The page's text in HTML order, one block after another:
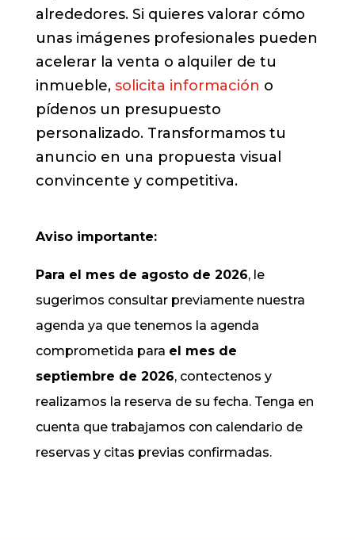
alrededores. Si quieres valorar cómo
unas imágenes profesionales pueden
acelerar la venta o alquiler de tu
inmueble, solicita información o
pídenos un presupuesto
personalizado. Transformamos tu
anuncio en una propuesta visual
convincente y competitiva.
Aviso importante:
Para el mes de agosto de 2026, le
sugerimos consultar previamente nuestra
agenda ya que tenemos la agenda
comprometida para el mes de
septiembre de 2026, contectenos y
realizamos la reserva de su fecha. Tenga en
cuenta que trabajamos con calendario de
reservas y citas previas confirmadas.